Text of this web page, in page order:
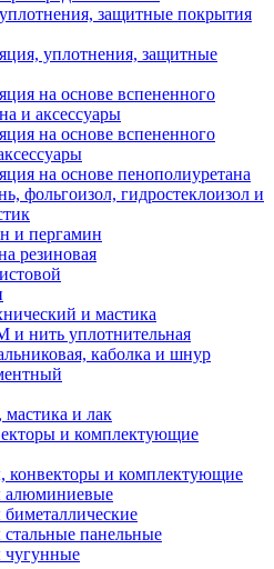
защитные покрытия
уплотнения, защитные
на основе вспененного
и аксессуары
на основе вспененного
на основе пенополиуретана
фольгоизол, гидростеклоизол и
и пергамин
резиновая
и мастика
нить уплотнительная
каболка и шнур
мастика и лак
и комплектующие
конвекторы и комплектующие
алюминиевые
панельные
чугунные